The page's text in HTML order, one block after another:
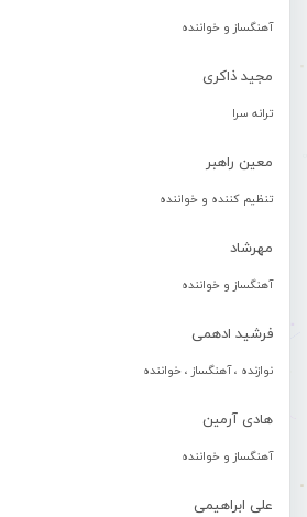
آهنگساز و خواننده
مجید ذاکری
ترانه سرا
معین راهبر
تنظیم کننده و خواننده
مهرشاد
آهنگساز و خواننده
فرشید ادهمی
نوازنده ، آهنگساز ، خواننده
هادی آرمین
آهنگساز و خواننده
علی ابراهیمی